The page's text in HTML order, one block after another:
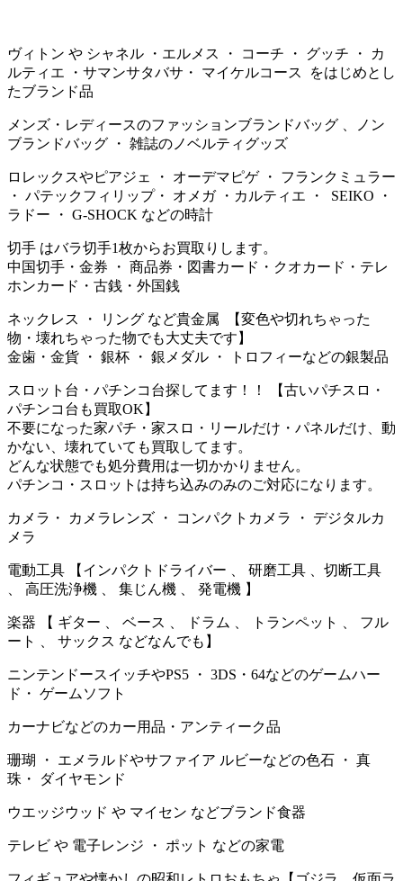
ヴィトン や シャネル ・エルメス ・ コーチ ・ グッチ ・ カ
ルティエ ・サマンサタバサ・ マイケルコース をはじめとし
たブランド品
メンズ・レディースのファッションブランドバッグ 、ノン
ブランドバッグ ・ 雑誌のノベルティグッズ
ロレックスやピアジェ ・ オーデマピゲ ・ フランクミュラー
・ パテックフィリップ・ オメガ ・カルティエ ・ SEIKO ・
ラドー ・ G-SHOCK などの時計
切手 はバラ切手1枚からお買取りします。
中国切手・金券 ・ 商品券・図書カード・クオカード・テレ
ホンカード・古銭・外国銭
ネックレス ・ リング など貴金属 【変色や切れちゃった
物・壊れちゃった物でも大丈夫です】
金歯・金貨 ・ 銀杯 ・ 銀メダル ・ トロフィーなどの銀製品
スロット台・パチンコ台探してます！！ 【古いパチスロ・
パチンコ台も買取OK】
不要になった家パチ・家スロ・リールだけ・パネルだけ、動
かない、壊れていても買取してます。
どんな状態でも処分費用は一切かかりません。
パチンコ・スロットは持ち込みのみのご対応になります。
カメラ・ カメラレンズ ・ コンパクトカメラ ・ デジタルカ
メラ
電動工具 【インパクトドライバー 、 研磨工具 、切断工具
、 高圧洗浄機 、 集じん機 、 発電機 】
楽器 【 ギター 、 ベース 、 ドラム 、 トランペット 、 フル
ート 、 サックス などなんでも】
ニンテンドースイッチやPS5 ・ 3DS・64などのゲームハー
ド・ ゲームソフト
カーナビなどのカー用品・アンティーク品
珊瑚 ・ エメラルドやサファイア ルビーなどの色石 ・ 真
珠・ ダイヤモンド
ウエッジウッド や マイセン などブランド食器
テレビ や 電子レンジ ・ ポット などの家電